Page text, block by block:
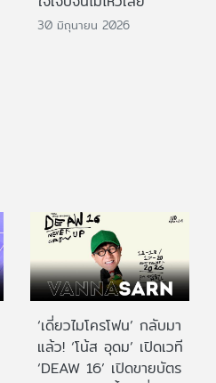
30 มิถุนายน 2026
‘เดี่ยวไมโครโฟน’ กลับมา
แล้ว! ‘โน้ส อุดม’ เปิดเวที
‘DEAW 16’ เปิดขายบัตร